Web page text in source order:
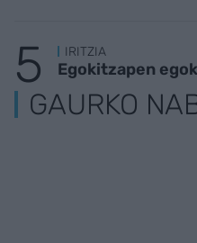
IRITZIA
Egokitzapen
GAURKO